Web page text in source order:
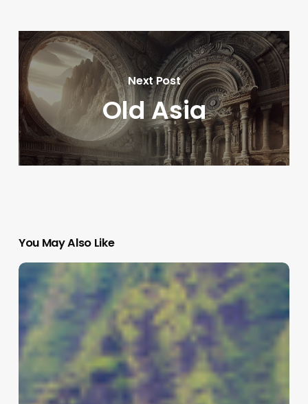
Next Post
Old Asia
You May Also Like